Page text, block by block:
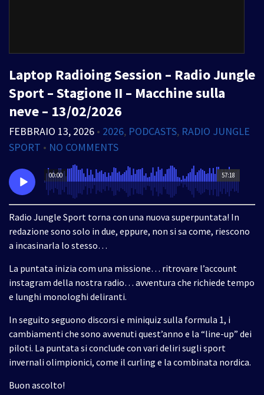
Laptop Radioing Session – Radio Jungle
Sport – Stagione II – Macchine sulla
neve – 13/02/2026
FEBBRAIO 13, 2026 • 2026, PODCASTS, RADIO JUNGLE
SPORT • NO COMMENTS
57:18
00:00
Radio Jungle Sport torna con una nuova superpuntata! In
redazione sono solo in due, eppure, non si sa come, riescono
a incasinarla lo stesso…
La puntata inizia com una missione… ritrovare l’account
instagram della nostra radio… avventura che richiede tempo
e lunghi monologhi deliranti.
In seguito seguono discorsi e miniquiz sulla formula 1, i
cambiamenti che sono avvenuti quest’anno e la “line-up” dei
piloti. La puntata si conclude con vari deliri sugli sport
invernali olimpionici, come il curling e la combinata nordica.
Buon ascolto!